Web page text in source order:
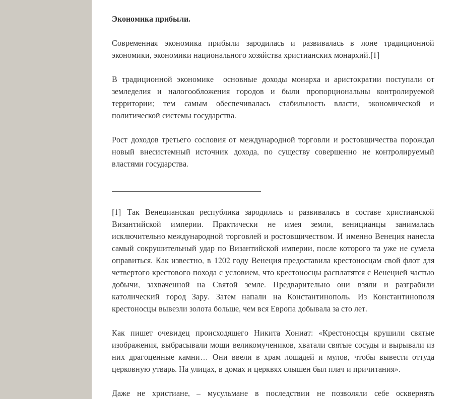
Экономика прибыли.
Современная экономика прибыли зародилась и развивалась в лоне традиционной
экономики, экономики национального хозяйства христианских монархий.[1]
В традиционной экономике основные доходы монарха и аристократии поступали от
земледелия и налогообложения городов и были пропорциональны контролируемой
территории; тем самым обеспечивалась стабильность власти, экономической и
политической системы государства.
Рост доходов третьего сословия от международной торговли и ростовщичества порождал
новый внесистемный источник дохода, по существу совершенно не контролируемый
властями государства.
[1] Так Венецианская республика зародилась и развивалась в составе христианской
Византийской империи. Практически не имея земли, веницианцы занималась
исключительно международной торговлей и ростовщичеством. И именно Венеция нанесла
самый сокрушительный удар по Византийской империи, после которого та уже не сумела
оправиться. Как известно, в 1202 году Венеция предоставила крестоносцам свой флот для
четвертого крестового похода с условием, что крестоносцы расплатятся с Венецией частью
добычи, захваченной на Святой земле. Предварительно они взяли и разграбили
католический город Зару. Затем напали на Константинополь. Из Константинополя
крестоносцы вывезли золота больше, чем вся Европа добывала за сто лет.
Как пишет очевидец происходящего Никита Хониат: «Крестоносцы крушили святые
изображения, выбрасывали мощи великомучеников, хватали святые сосуды и вырывали из
них драгоценные камни… Они ввели в храм лошадей и мулов, чтобы вывести оттуда
церковную утварь. На улицах, в домах и церквях слышен был плач и причитания».
Даже не христиане, – мусульмане в последствии не позволяли себе осквернять